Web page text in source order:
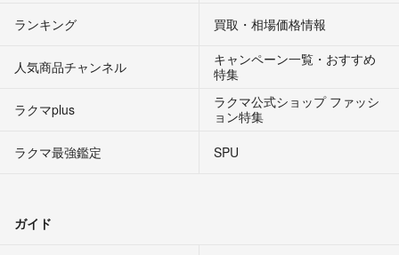
ランキング 買取・相場価格情報
人気商品チャンネル
キャンペーン一覧・おすすめ
特集
ラクマplus
ラクマ公式ショップ ファッシ
ョン特集
ラクマ最強鑑定
SPU
ガイド